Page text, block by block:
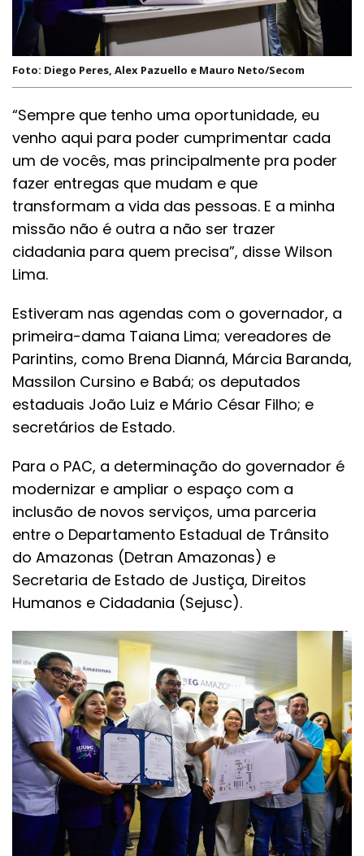
Foto: Diego Peres, Alex Pazuello e Mauro Neto/Secom
“Sempre que tenho uma oportunidade, eu
venho aqui para poder cumprimentar cada
um de vocês, mas principalmente pra poder
fazer entregas que mudam e que
transformam a vida das pessoas. E a minha
missão não é outra a não ser trazer
cidadania para quem precisa”, disse Wilson
Lima.
Estiveram nas agendas com o governador, a
primeira-dama Taiana Lima; vereadores de
Parintins, como Brena Dianná, Márcia Baranda,
Massilon Cursino e Babá; os deputados
estaduais João Luiz e Mário César Filho; e
secretários de Estado.
Para o PAC, a determinação do governador é
modernizar e ampliar o espaço com a
inclusão de novos serviços, uma parceria
entre o Departamento Estadual de Trânsito
do Amazonas (Detran Amazonas) e
Secretaria de Estado de Justiça, Direitos
Humanos e Cidadania (Sejusc).